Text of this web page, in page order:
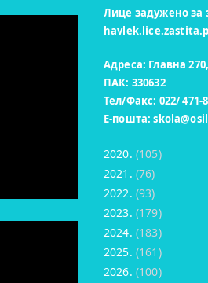
Лице задужено за
Адреса: Главна
ПАК: 330632
Тел/Факс: 022/ 471-
Е-пошта:
2020. (105)
2021. (76)
2022. (93)
2023. (179)
2024. (183)
2025. (161)
2026. (100)